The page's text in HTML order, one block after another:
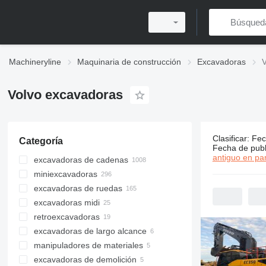
Machineryline Maquinaria de construcción Excavadoras
Volvo excavadoras
Categoría
excavadoras de cadenas
miniexcavadoras
excavadoras de ruedas
excavadoras midi
retroexcavadoras
excavadoras de largo alcance
manipuladores de materiales
excavadoras de demolición
1532
Clasificar:
Fecha de
antiguo en